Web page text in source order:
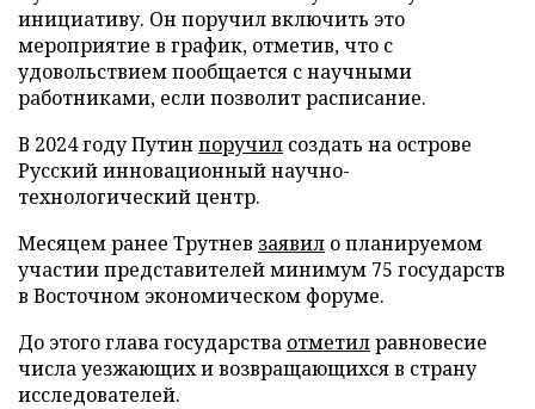
инициативу. Он поручил включить это
мероприятие в график, отметив, что с
удовольствием пообщается с научными
работниками, если позволит расписание.
В 2024 году Путин поручил создать на острове
Русский инновационный научно-
технологический центр.
Месяцем ранее Трутнев заявил о планируемом
участии представителей минимум 75 государств
в Восточном экономическом форуме.
До этого глава государства отметилравновесие
числа уезжающих и возвращающихся в страну
исследователей.